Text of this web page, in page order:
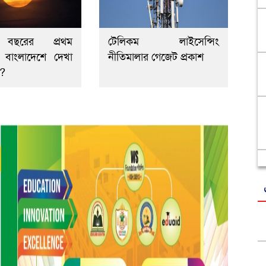
প্রথম
দেখা
টেলিকম লাইসেন্সিং
নীতিমালার গেজেট প্রকাশ